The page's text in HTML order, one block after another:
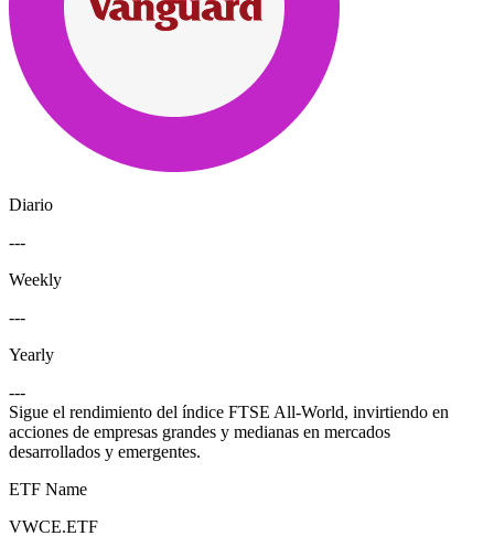
Diario
---
Weekly
---
Yearly
---
Sigue el rendimiento del índice FTSE All-World, invirtiendo en
acciones de empresas grandes y medianas en mercados
desarrollados y emergentes.
ETF Name
VWCE.ETF